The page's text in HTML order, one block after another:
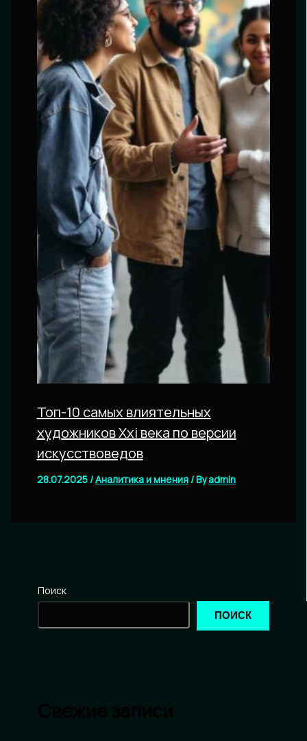
Топ-10 самых влиятельных
художников Xxi века по версии
искусствоведов
28.07.2025/Аналитика и мнения/ Byadmin
Поиск
ПОИСК